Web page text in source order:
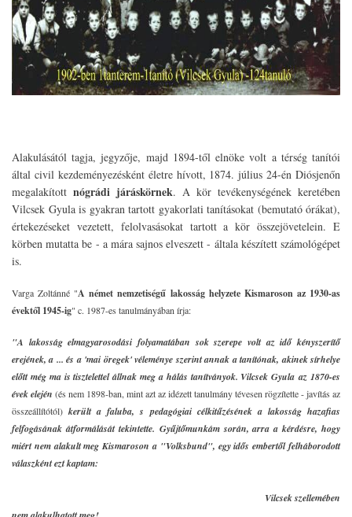
Alakulásától tagja, jegyzője, majd 1894-től elnöke volt a térség tanítói
által civil kezdeményezésként életre hívott, 1874. július 24-én Diósjenőn
megalakított nógrádi járáskörnek. A kör tevékenységének keretében
Vilcsek Gyula is gyakran tartott gyakorlati tanításokat (bemutató órákat),
értekezéseket vezetett, felolvasásokat tartott a kör összejövetelein. E
körben mutatta be - a mára sajnos elveszett - általa készített számológépet
is.
Varga Zoltánné "A német nemzetiségű lakosság helyzete Kismaroson az 1930-as
évektől 1945-ig" c. 1987-es tanulmányában írja:
"A lakosság elmagyarosodási folyamatában sok szerepe volt az idő kényszerítő
erejének, a ... és a 'mai öregek' véleménye szerint annak a tanítónak, akinek sírhelye
előtt még ma is tisztelettel állnak meg a hálás tanítványok. Vilcsek Gyula az 1870-es
évek elején (és nem 1898-ban, mint azt az idézett tanulmány tévesen rögzítette - javítás az
összeállítótól)került a faluba, s pedagógiai célkitűzésének a lakosság hazafias
felfogásának átformálását tekintette. Gyűjtőmunkám során, arra a kérdésre, hogy
miért nem alakult meg Kismaroson a "Volksbund", egy idős embertől felháborodott
válaszként ezt kaptam:
Vilcsek szellemében